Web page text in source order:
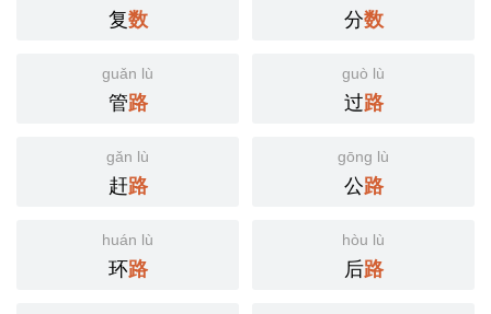
复数 分数
guǎn lù
管路
guò lù
过路
gǎn lù
赶路
gōng lù
公路
huán lù
环路
hòu lù
后路